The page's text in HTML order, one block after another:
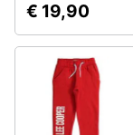
€ 19,90